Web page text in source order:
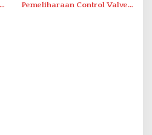
Pemeliharaan Control Valve,